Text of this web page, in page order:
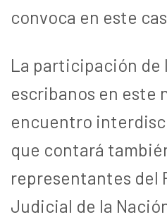
convoca en este
La participación de
escribanos en este
encuentro
que contará
representantes del
Judicial de la